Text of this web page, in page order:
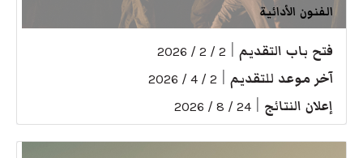
الفنون الأدائية
فتح باب التقديم 2 / 2 / 2026
آخر موعد للتقديم 2 / 4 / 2026
إعلان النتائج 24 / 8 / 2026